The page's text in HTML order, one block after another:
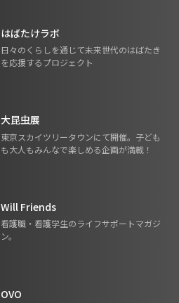
はばたけラボ
日々のくらしを通じて未来世代のはばたき
を応援するプロジェクト
大昆虫展
東京スカイツリータウンにて開催。子ども
も大人もみんなで楽しめる企画が満載！
Will Friends
看護職・看護学生のライフサポートマガジ
ン。
OVO